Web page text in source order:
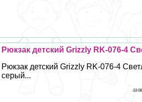
Рюкзак детский Grizzly RK-076-4
Рюкзак детский Grizzly RK-076-4
серый...
03